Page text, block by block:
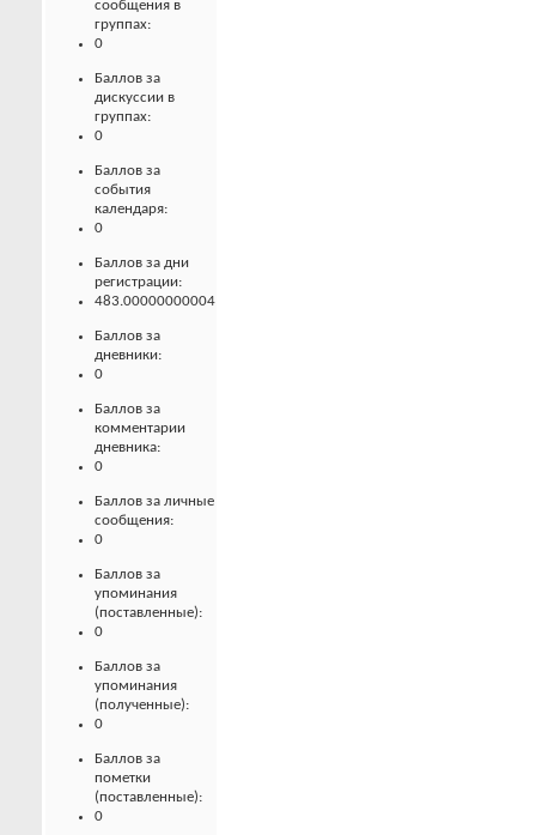
сообщения в
группах:
0
Баллов за
дискуссии в
группах:
0
Баллов за
события
календаря:
0
Баллов за дни
регистрации:
483.00000000004
Баллов за
дневники:
0
Баллов за
комментарии
дневника:
0
Баллов за личные
сообщения:
0
Баллов за
упоминания
(поставленные):
0
Баллов за
упоминания
(полученные):
0
Баллов за
пометки
(поставленные):
0